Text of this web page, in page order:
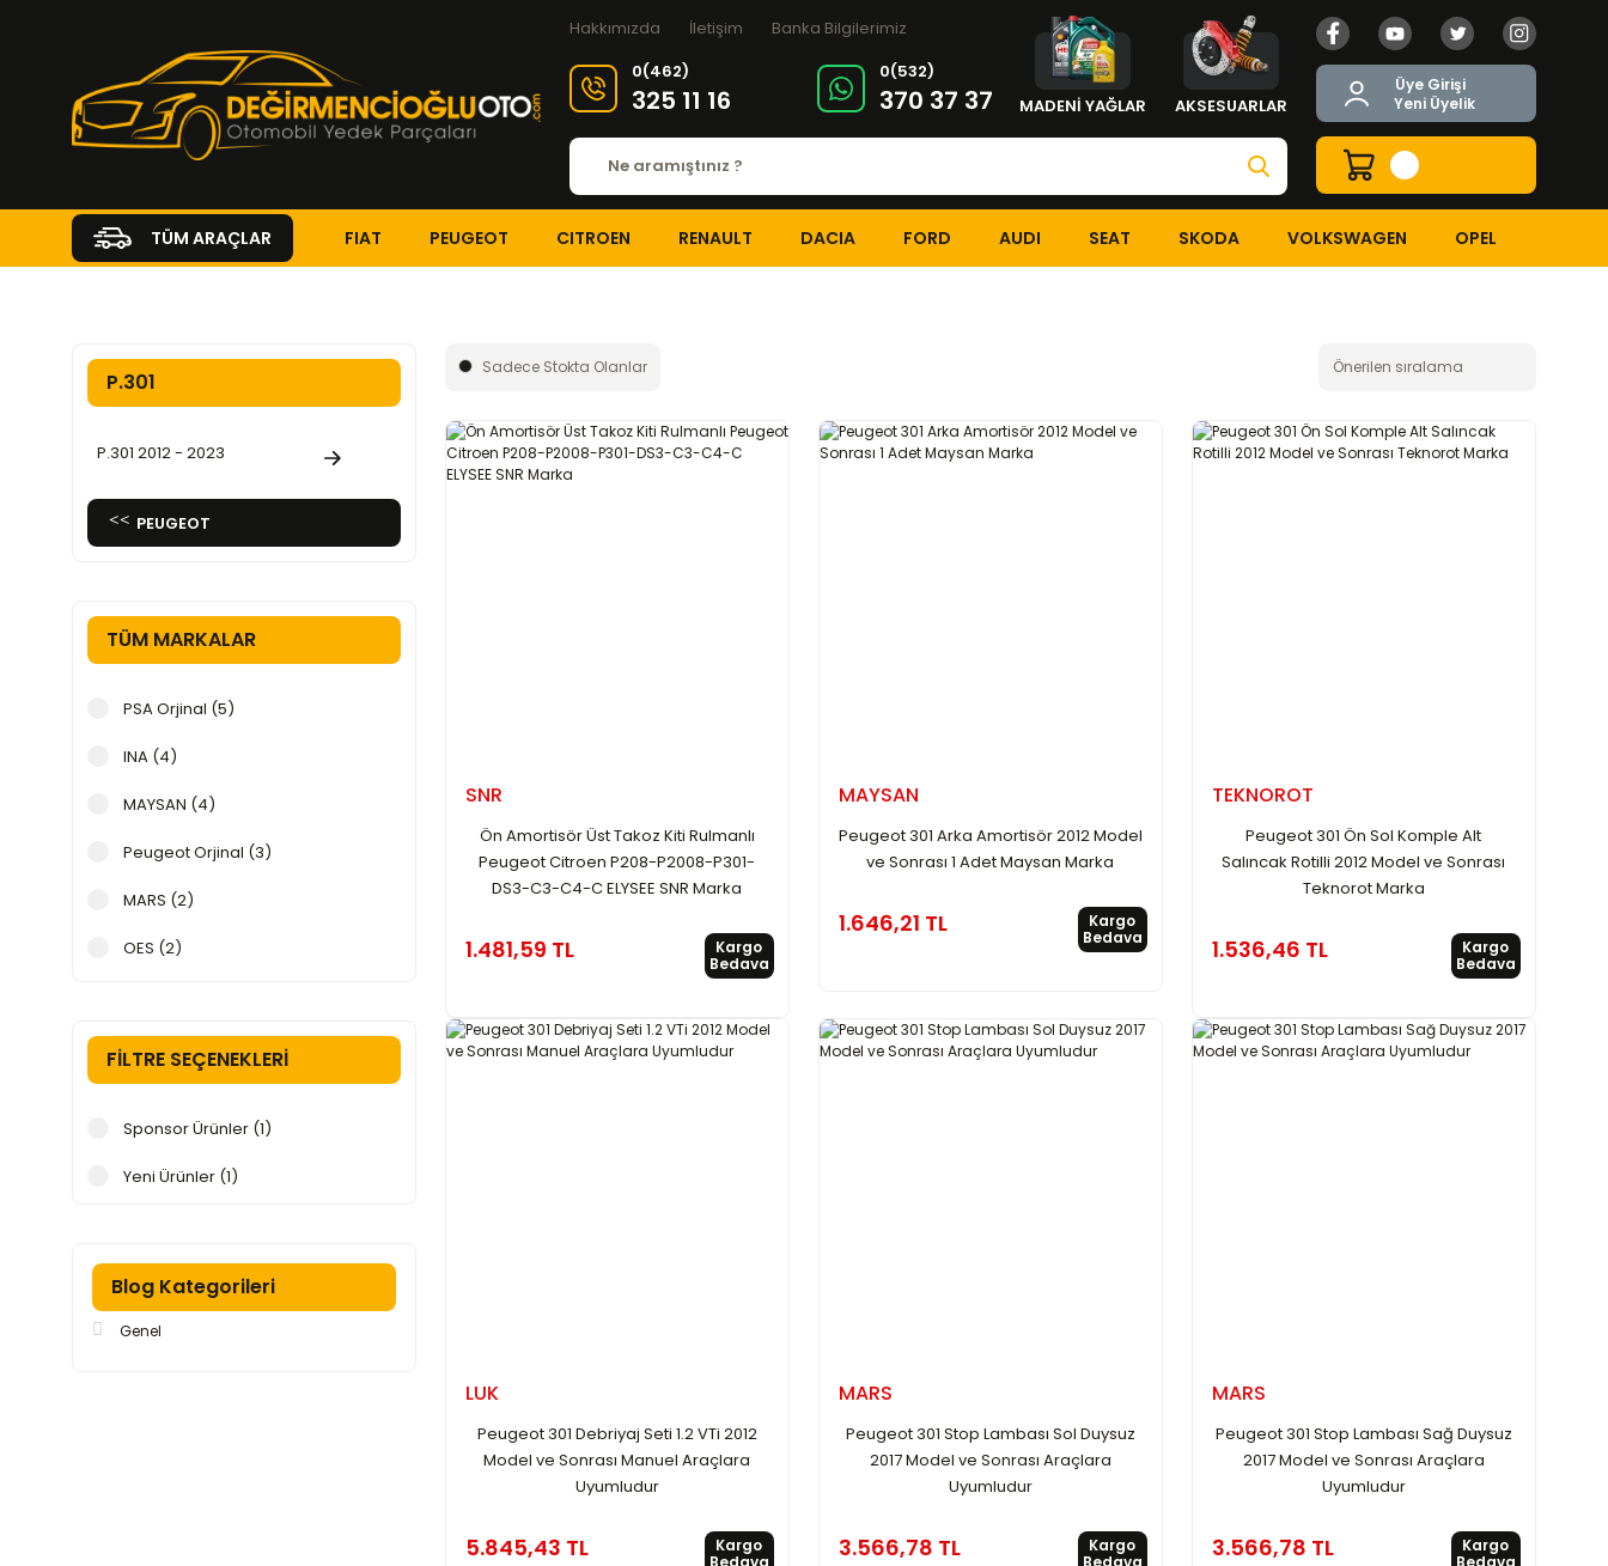
Hakkımızda İletişim
Banka Bilgilerimiz
0(462)
325 11 16
0(532)
370 37 37 MADENİ YAĞLAR AKSESUARLAR
Üye Girişi
Yeni Üyelik
TÜM ARAÇLAR FIAT PEUGEOT CITROEN RENAULT DACIA FORD AUDI SEAT SKODA VOLKSWAGEN OPEL
P.301
P.301 2012 - 2023
PEUGEOT
TÜM MARKALAR
PSA Orjinal (5)
INA (4)
MAYSAN (4)
Peugeot Orjinal (3)
MARS (2)
OES (2)
TEKNOROT (2)
LUK (1)
SACHS (1)
SNR (1)
FILTRE SEÇENEKLERI
Sponsor Ürünler (1)
Yeni Ürünler (1)
Blog Kategorileri
Genel
Sadece Stokta Olanlar
SNR
Ön Amortisör Üst Takoz Kiti Rulmanlı
Peugeot Citroen P208-P2008-P301-
DS3-C3-C4-C ELYSEE SNR Marka
1.481,59 TL
Kargo
Bedava
MAYSAN
Peugeot 301 Arka Amortisör 2012 Model
ve Sonrası 1 Adet Maysan Marka
1.646,21 TL
Kargo
Bedava
TEKNOROT
Peugeot 301 Ön Sol Komple Alt
Salıncak Rotilli 2012 Model ve Sonrası
Teknorot Marka
1.536,46 TL
Kargo
Bedava
LUK
Peugeot 301 Debriyaj Seti 1.2 VTi 2012
Model ve Sonrası Manuel Araçlara
Uyumludur
5.845,43 TL
Kargo
Bedava
MARS
Peugeot 301 Stop Lambası Sol Duysuz
2017 Model ve Sonrası Araçlara
Uyumludur
3.566,78 TL
Kargo
Bedava
MARS
Peugeot 301 Stop Lambası Sağ Duysuz
2017 Model ve Sonrası Araçlara
Uyumludur
3.566,78 TL
Kargo
Bedava